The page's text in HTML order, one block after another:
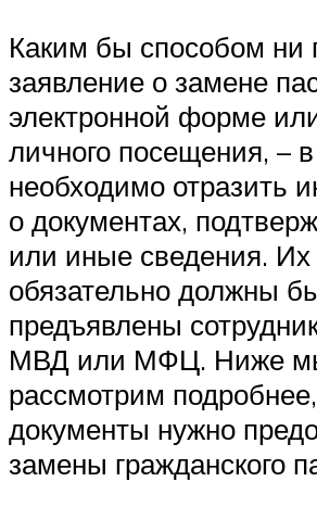
Каким бы способом ни
заявление о замене
электронной форме
личного посещения, –
необходимо отразить
о документах,
или иные сведения. Их
обязательно должны
предъявлены
МВД или МФЦ. Ниже
рассмотрим
документы нужно
замены гражданского